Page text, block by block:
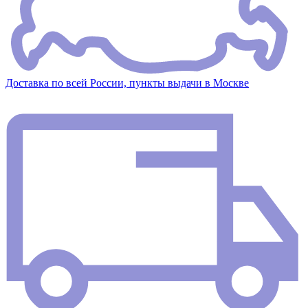
Доставка по всей России, пункты выдачи в Москве